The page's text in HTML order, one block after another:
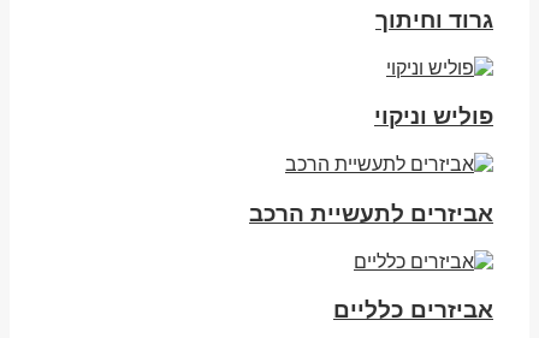
גרוד וחיתוך
פוליש וניקוי
אביזרים לתעשיית הרכב
אביזרים כלליים